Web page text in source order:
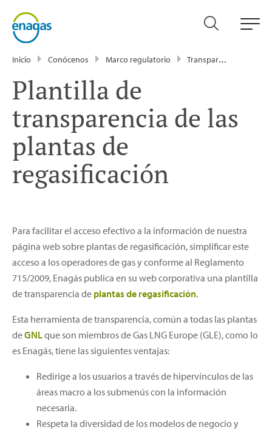
Inicio Conócenos Marco regulatorio Transparencia
Plantilla de
transparencia de las
plantas de
regasificación
Para facilitar el acceso efectivo a la información de nuestra
página web sobre plantas de regasificación, simplificar este
acceso a los operadores de gas y conforme al Reglamento
715/2009, Enagás publica en su web corporativa una plantilla
de transparencia de plantas de regasificación.
Esta herramienta de transparencia, común a todas las plantas
deGNLque son miembros de Gas LNG Europe (GLE), como lo
es Enagás, tiene las siguientes ventajas:
Redirige a los usuarios a través de hipervínculos de las
áreas macro a los submenús con la información
necesaria.
Respeta la diversidad de los modelos de negocio y